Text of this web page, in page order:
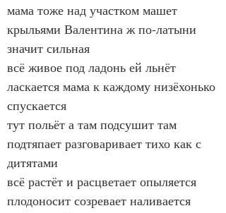
мама тоже над участком машет
крыльями Валентина ж по-латыни
значит сильная
всё живое под ладонь ей льнёт
ласкается мама к каждому низёхонько
спускается
тут польёт а там подсушит там
подтяпает разговаривает тихо как с
дитятами
всё растёт и расцветает опыляется
плодоносит созревает наливается